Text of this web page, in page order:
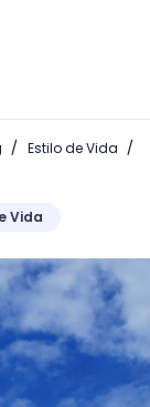
/ Estilo de Vida /
Vida
carrera: